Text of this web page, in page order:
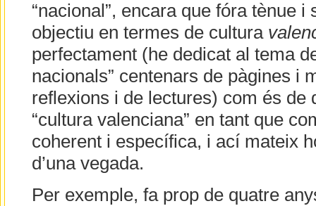
“nacional”, encara que fóra tènue i
objectiu en termes de cultura
perfectament (he dedicat al tema
nacionals” centenars de pàgines i
reflexions i de lectures) com és de
“cultura valenciana” en tant que
coherent i específica, i ací mateix
d’una vegada.
Per exemple, fa prop de quatre